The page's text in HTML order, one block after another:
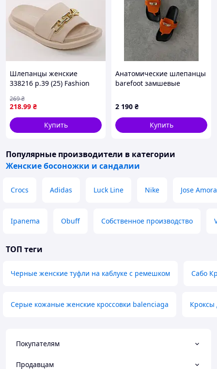
Шлепанцы женские
338216 р.39 (25) Fashion
218.99 ₴
269₴
Купить
Анатомические шлепанцы
barefoot замшевые
2 190 ₴
Купить
Популярные производители в категории
Женские босоножки и сандалии
Crocs Adidas Luck Line Nike Jose
Ipanema Obuff Собственное производство
ТОП теги
Черные женские туфли на каблуке с ремешком Сабо
Серые кожаные женские кроссовки balenciaga Кроксы
Покупателям
Продавцам